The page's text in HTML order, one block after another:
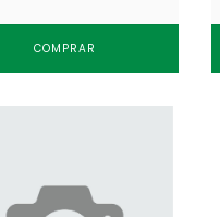
COMPRAR